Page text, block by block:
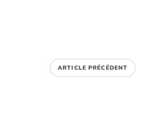
ARTICLE PRÉCÉDENT